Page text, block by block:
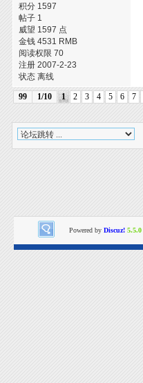
积分 1597
帖子 1
威望 1597 点
金钱 4531 RMB
阅读权限 70
注册 2007-2-23
状态 离线
99 1/10 1 2 3 4 5 6 7
Powered by Discuz! 5.5.0